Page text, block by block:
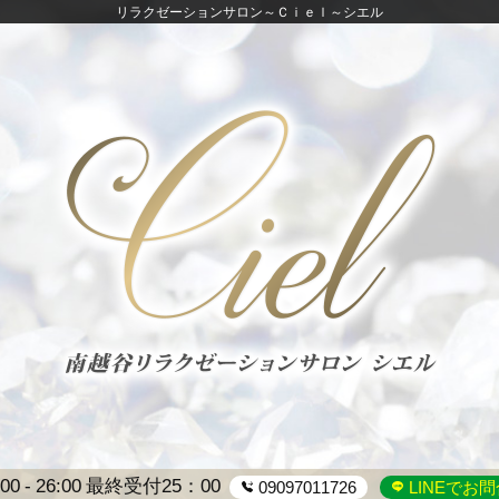
リラクゼーションサロン～Ｃｉｅｌ～シエル
26:00 最終受付25：00 09097011726 LINEでお